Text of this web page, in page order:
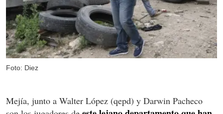
Foto: Diez
Mejía, junto a Walter López (qepd) y Darwin Pacheco